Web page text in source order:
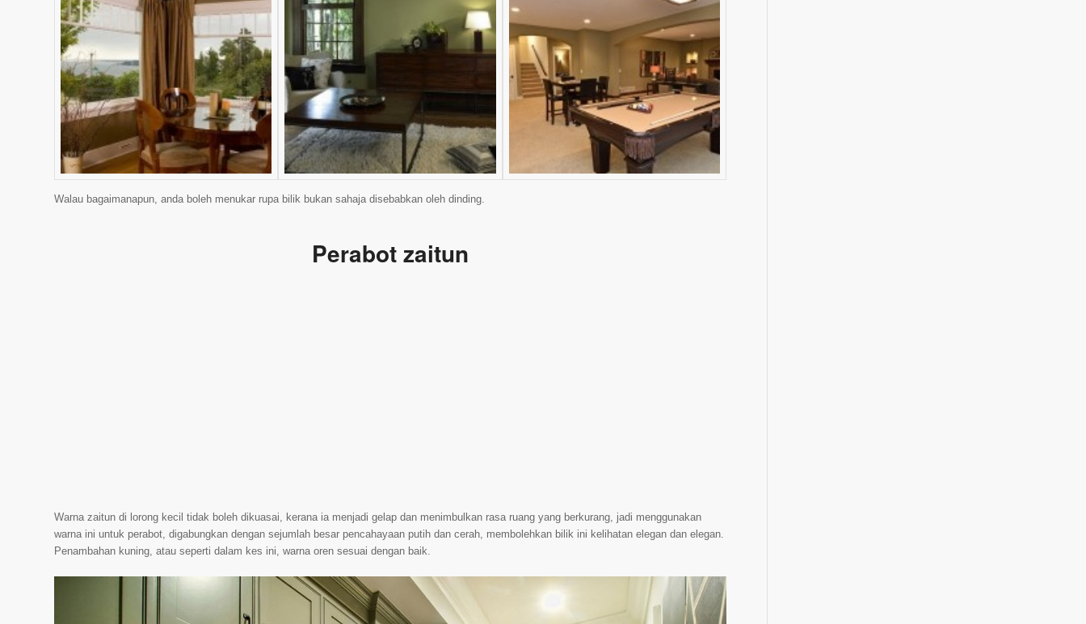
Walau bagaimanapun, anda boleh menukar rupa bilik bukan sahaja disebabkan oleh dinding.
Perabot zaitun
Warna zaitun di lorong kecil tidak boleh dikuasai, kerana ia menjadi gelap dan menimbulkan rasa ruang yang berkurang, jadi menggunakan
warna ini untuk perabot, digabungkan dengan sejumlah besar pencahayaan putih dan cerah, membolehkan bilik ini kelihatan elegan dan elegan.
Penambahan kuning, atau seperti dalam kes ini, warna oren sesuai dengan baik.